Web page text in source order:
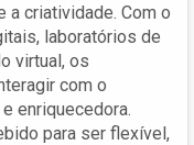
a criatividade. Com o
laboratórios de
virtual, os
com o
enriquecedora.
para ser flexível,